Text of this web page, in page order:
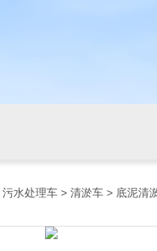
污水处理车 > 清淤车 > 底泥清